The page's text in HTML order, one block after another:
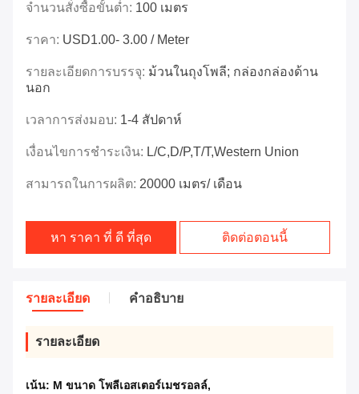
จำนวนสั่งซื้อขั้นต่ำ: 100 เมตร
ราคา: USD1.00- 3.00 / Meter
รายละเอียดการบรรจุ: ม้วนในถุงโพลี; กล่องกล่องด้าน
นอก
เวลาการส่งมอบ: 1-4 สัปดาห์
เงื่อนไขการชำระเงิน: L/C,D/P,T/T,Western Union
สามารถในการผลิต: 20000 เมตร/ เดือน
หา ราคา ที่ ดี ที่สุด ติดต่อตอนนี้
รายละเอียด คําอธิบาย
รายละเอียด
เน้น: M ขนาด โพลีเอสเตอร์เมชรอลล์,